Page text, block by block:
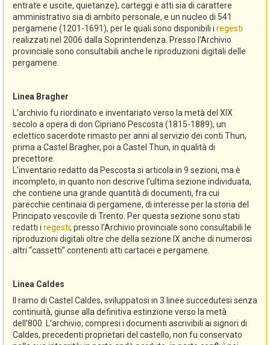
entrate e uscite, quietanze), carteggi e atti sia di carattere
amministrativo sia di ambito personale, e un nucleo di 541
pergamene (1201-1691), per le quali sono disponibili i regesti
realizzati nel 2006 dalla Soprintendenza. Presso l’Archivio
provinciale sono consultabili anche le riproduzioni digitali delle
pergamene.
Linea Bragher
L’archivio fu riordinato e inventariato verso la metà del XIX
secolo a opera di don Cipriano Pescosta (1815-1889), un
eclettico sacerdote rimasto per anni al servizio dei conti Thun,
prima a Castel Bragher, poi a Castel Thun, in qualità di
precettore.
L’inventario redatto da Pescosta si articola in 9 sezioni, ma è
incompleto, in quanto non descrive l’ultima sezione individuata,
che contiene una grande quantità di documenti, fra cui
parecchie centinaia di pergamene, di interesse per la storia del
Principato vescovile di Trento. Per questa sezione sono stati
redatti i regesti; presso l’Archivio provinciale sono consultabili le
riproduzioni digitali oltre che della sezione IX anche di numerosi
altri “cassetti” contenenti atti cartacei e pergamene.
Linea Caldes
Il ramo di Castel Caldes, sviluppatosi in 3 linee succedutesi senza
continuità, giunse alla definitiva estinzione verso la metà
dell’800. L’archivio, compresi i documenti ascrivibili ai signori di
Caldes, precedenti proprietari del castello, non fu conservato